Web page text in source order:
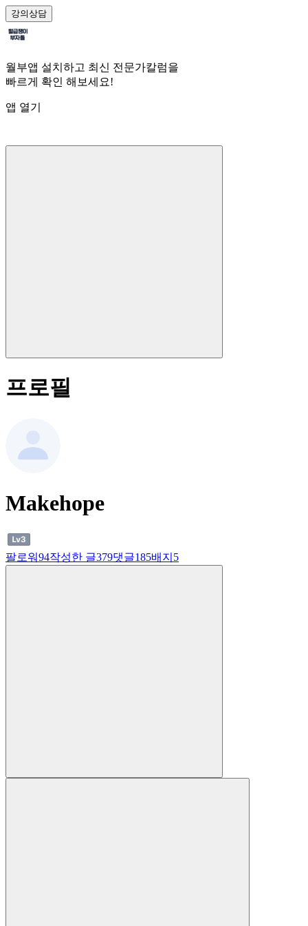
강의상담
월부앱 설치하고 최신 전문가칼럼을
빠르게 확인 해보세요!
앱 열기
프로필
Makehope
팔로워94작성한 글379댓글185배지 5